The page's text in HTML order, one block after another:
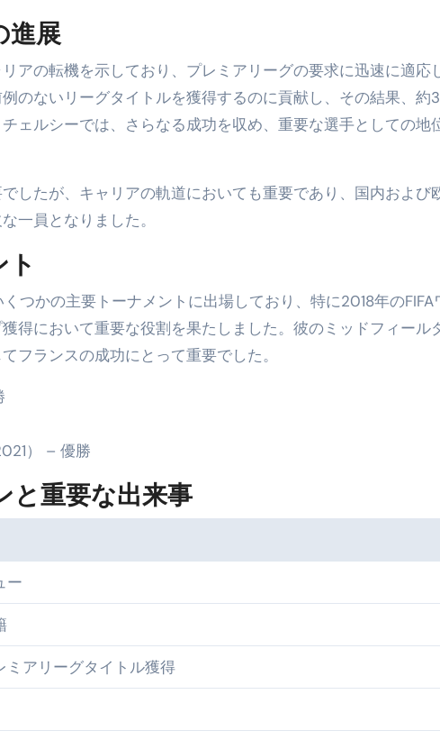
進展
アの転機を示しており、プレミアリーグの要求に迅速に適応
のないリーグタイトルを獲得するのに貢献し、その結果、
ェルシーでは、さらなる成功を収め、重要な選手としての地
したが、キャリアの軌道においても重要であり、国内および
一員となりました。
つかの主要トーナメントに出場しており、特に2018年のFIFA
得において重要な役割を果たしました。彼のミッドフィール
フランスの成功にとって重要でした。
） – 優勝
と重要な出来事
ー
ミアリーグタイトル獲得